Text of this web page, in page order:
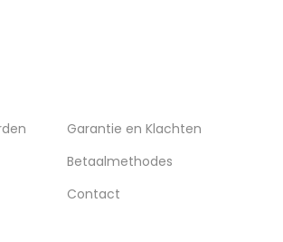
Garantie en Klachten
Betaalmethodes
Contact